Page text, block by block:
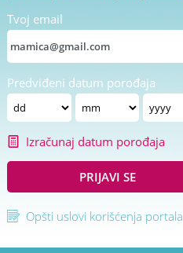
Tvoj email
Predviđeni datum porođaja
Izračunaj datum porođaja
PRIJAVI SE
Opšti uslovi korišćenja portala